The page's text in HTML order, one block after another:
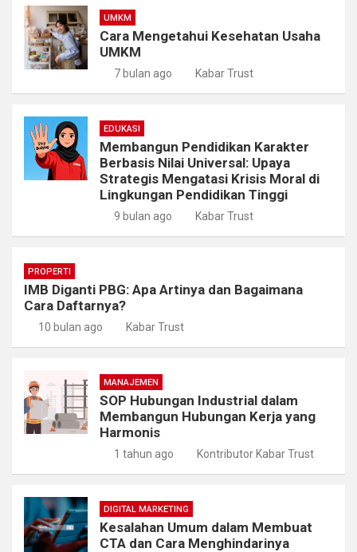
UMKM
Cara Mengetahui Kesehatan Usaha
UMKM
7 bulan ago Kabar Trust
EDUKASI
Membangun Pendidikan Karakter
Berbasis Nilai Universal: Upaya
Strategis Mengatasi Krisis Moral di
Lingkungan Pendidikan Tinggi
9 bulan ago Kabar Trust
PROPERTI
IMB Diganti PBG: Apa Artinya dan Bagaimana
Cara Daftarnya?
10 bulan ago Kabar Trust
MANAJEMEN
SOP Hubungan Industrial dalam
Membangun Hubungan Kerja yang
Harmonis
1 tahun ago Kontributor Kabar Trust
DIGITAL MARKETING
Kesalahan Umum dalam Membuat
CTA dan Cara Menghindarinya